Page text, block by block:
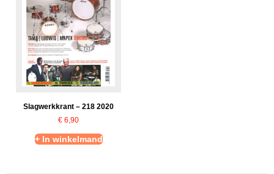
Slagwerkkrant – 218 2020
€ 6,90
+ In winkelmand